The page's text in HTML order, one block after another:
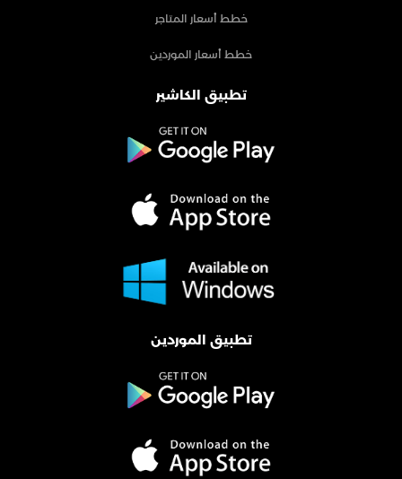
خطط أسعار المتاجر
خطط أسعار الموردين
تطبيق الكاشير
تطبيق الموردين